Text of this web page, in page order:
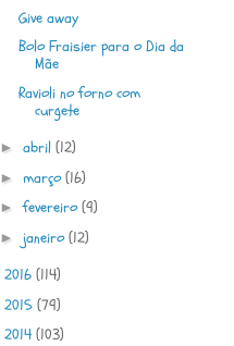
Give away
Bolo Fraisier para o Dia da
Mãe
Ravioli no forno com
curgete
► abril (12)
► março(16)
►fevereiro(9)
► janeiro(12)
2016 (114)
2015 (79)
2014 (103)